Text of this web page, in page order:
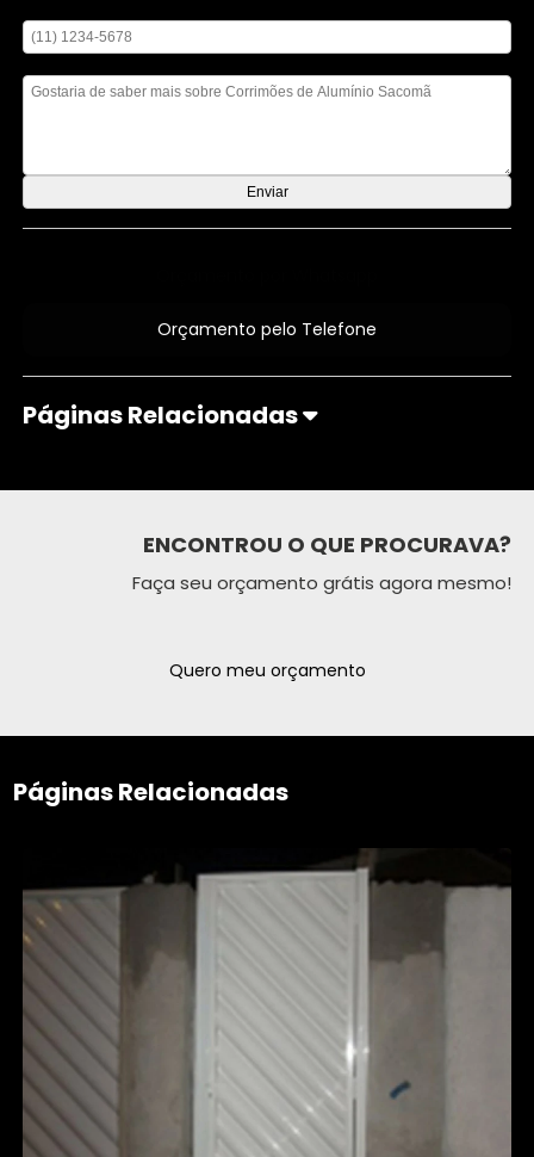
Orçamento pelo Telefone
Páginas Relacionadas
ENCONTROU O QUE PROCURAVA?
Faça seu orçamento grátis agora mesmo!
Quero meu orçamento
Páginas Relacionadas